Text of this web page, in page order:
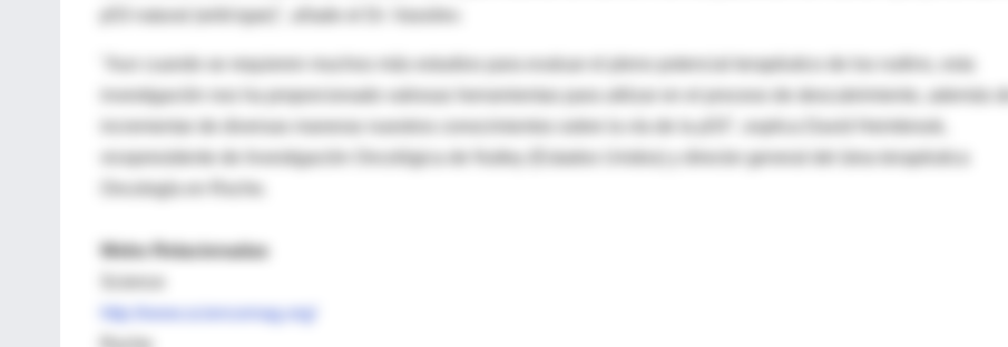
p53 natural (wild-type)", añade el Dr. Vassilev.
"Aun cuando se requieren muchos más estudios para evaluar el pleno potencial terapéutico de los nutlins, esta
investigación nos ha proporcionado valiosas herramientas para utilizar en el proceso de descubrimiento, además de
vicepresidente de Investigación Oncológica de Nutley (Estados Unidos) y director general del área terapéutica
Oncología en Roche.
Webs Relacionadas
http://www.sciencemag.org/